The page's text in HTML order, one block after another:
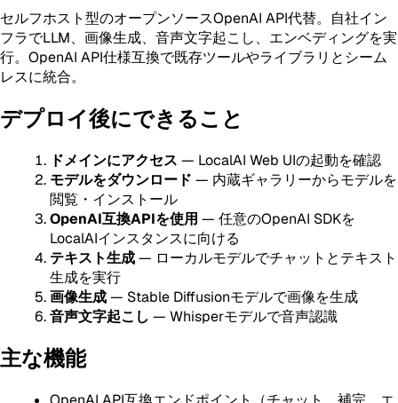
セルフホスト型のオープンソースOpenAI API代替。自社イン
フラでLLM、画像生成、音声文字起こし、エンベディングを実
行。OpenAI API仕様互換で既存ツールやライブラリとシーム
レスに統合。
デプロイ後にできること
ドメインにアクセス — LocalAI Web UIの起動を確認
モデルをダウンロード — 内蔵ギャラリーからモデルを
閲覧・インストール
OpenAI互換APIを使用 — 任意のOpenAI SDKを
LocalAIインスタンスに向ける
テキスト生成— ローカルモデルでチャットとテキスト
生成を実行
画像生成— Stable Diffusionモデルで画像を生成
音声文字起こし — Whisperモデルで音声認識
主な機能